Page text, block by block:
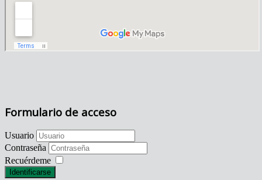
Formulario de acceso
Usuario
Contraseña
Recuérdeme
Identificarse